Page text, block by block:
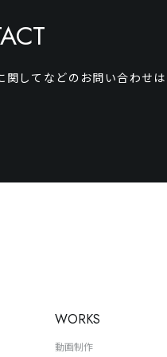
関してなどのお問い合わせ
WORKS
動画制作